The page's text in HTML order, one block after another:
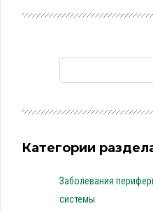
Категории
Заболевания
системы